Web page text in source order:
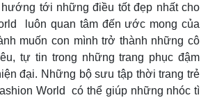
tới những điều tốt đẹp nhất cho
luôn quan tâm đến ước mong của
muốn con mình trở thành những cô
tự tin trong những trang phục đậm
đại. Những bộ sưu tập thời trang trẻ
World có thể giúp những nhóc tì